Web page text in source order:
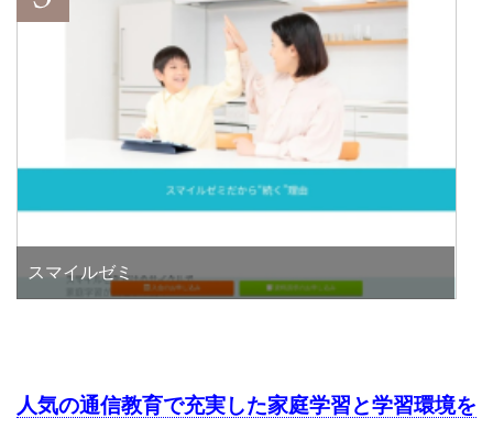
スマイルゼミ
人気の通信教育で充実した家庭学習と学習環境を